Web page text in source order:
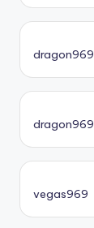
dragon969
dragon969
vegas969